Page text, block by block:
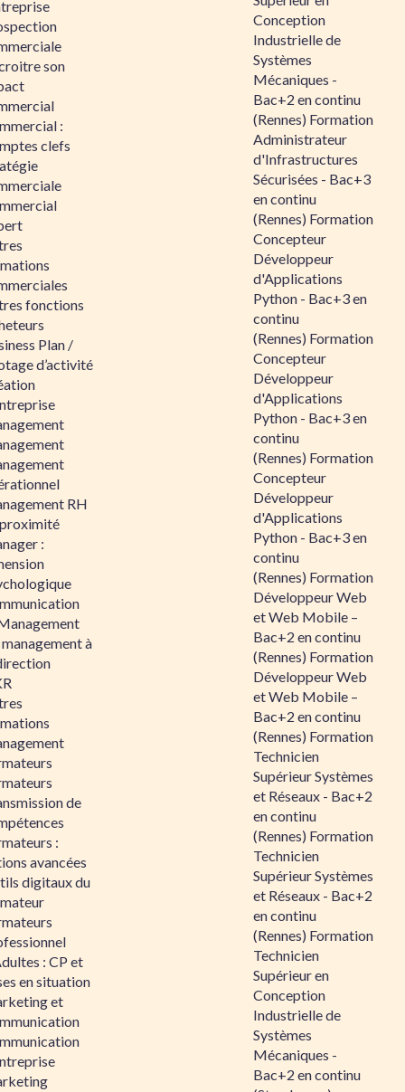
son
:
clefs
fonctions
Plan /
d’activité
RH
:
à
de
:
avancées
digitaux du
: CP et
en situation
et
Conception
Industrielle de
Systèmes
Mécaniques -
Bac+2 en continu
(Rennes) Formation
Administrateur
d'Infrastructures
Sécurisées - Bac+3
en continu
(Rennes) Formation
Concepteur
Développeur
d'Applications
Python - Bac+3 en
continu
(Rennes) Formation
Concepteur
Développeur
d'Applications
Python - Bac+3 en
continu
(Rennes) Formation
Concepteur
Développeur
d'Applications
Python - Bac+3 en
continu
(Rennes) Formation
Développeur Web
et Web Mobile –
Bac+2 en continu
(Rennes) Formation
Développeur Web
et Web Mobile –
Bac+2 en continu
(Rennes) Formation
Technicien
Supérieur Systèmes
et Réseaux - Bac+2
en continu
(Rennes) Formation
Technicien
Supérieur Systèmes
et Réseaux - Bac+2
en continu
(Rennes) Formation
Technicien
Supérieur en
Conception
Industrielle de
Systèmes
Mécaniques -
Bac+2 en continu